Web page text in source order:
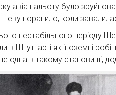
авіа нальоту було
Шеву поранило, коли
нестабільного періоду
в Штутгарті як іноземні
одна в такому становищі,